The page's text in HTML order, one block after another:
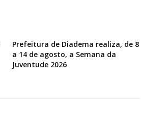
Prefeitura de Diadema realiza, de 8
a 14 de agosto, a Semana da
Juventude 2026